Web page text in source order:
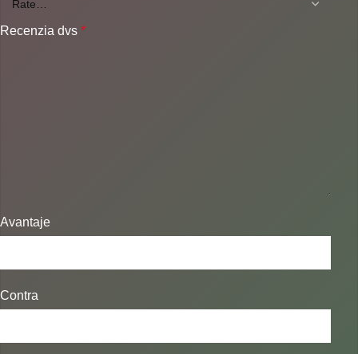
Recenzia dvs*
Avantaje
Contra